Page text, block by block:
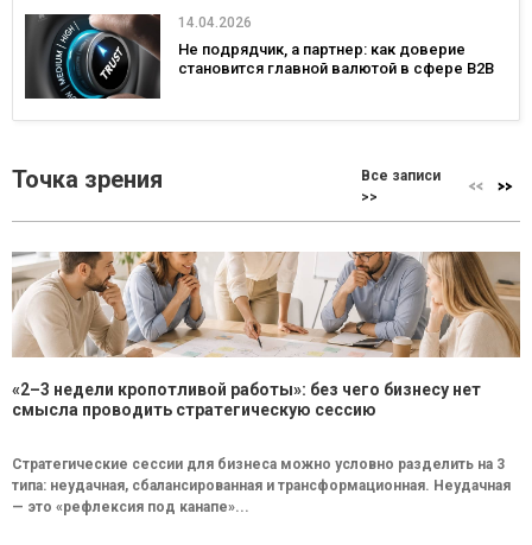
14.04.2026
Не подрядчик, а партнер: как доверие
становится главной валютой в сфере B2B
Точка зрения
Все записи
>>
«2–3 недели кропотливой работы»: без чего бизнесу нет
смысла проводить стратегическую сессию
Стратегические сессии для бизнеса можно условно разделить на 3
типа: неудачная, сбалансированная и трансформационная. Неудачная
— это «рефлексия под канапе»...